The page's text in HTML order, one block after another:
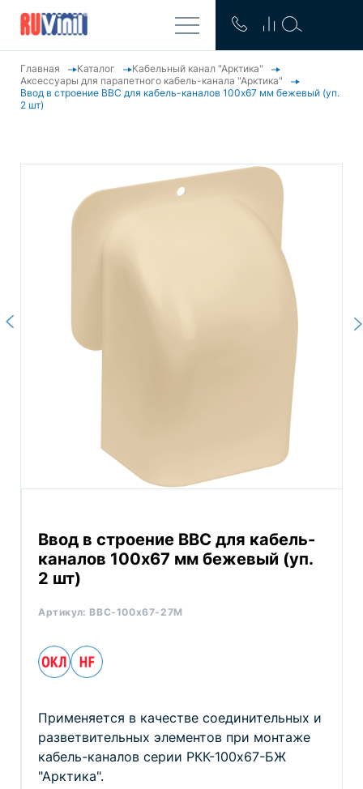
Главная Каталог
Кабельный канал "Арктика"
Аксессуары для парапетного кабель-канала "Арктика"
Ввод в строение ВВС для кабель-каналов 100х67 мм бежевый (уп.
2 шт)
Ввод в строение ВВС для кабель-
каналов 100х67 мм бежевый (уп.
2 шт)
Артикул: ВВС-100х67-27М
Применяется в качестве соединительных и
разветвительных элементов при монтаже
кабель-каналов серии РКК-100x67-БЖ
"Арктика".